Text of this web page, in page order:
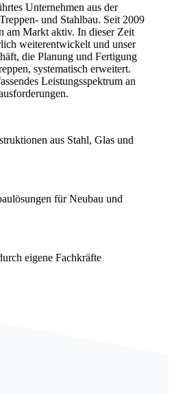
Unternehmen aus der
und Stahlbau. Seit 2009
am Markt aktiv. In dieser Zeit
weiterentwickelt und unser
die Planung und Fertigung
systematisch erweitert.
Leistungsspektrum an
aus Stahl, Glas und
für Neubau und
eigene Fachkräfte